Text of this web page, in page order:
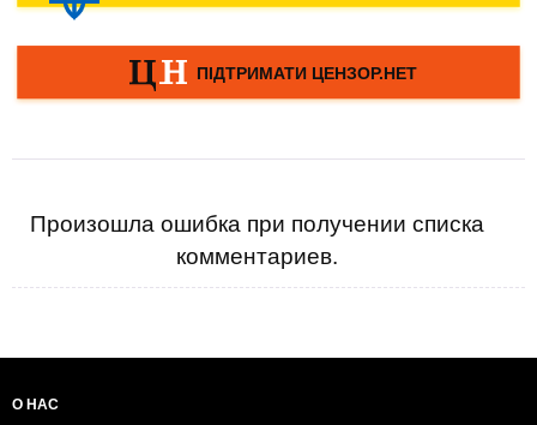
Произошла ошибка при получении списка
комментариев.
О НАС